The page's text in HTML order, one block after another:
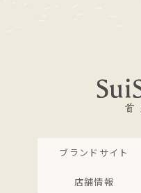
ブランドサイト
店舗情報